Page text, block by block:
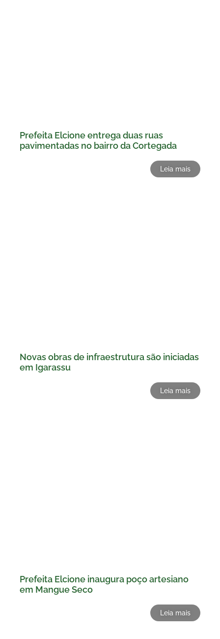
Prefeita Elcione entrega duas ruas
pavimentadas no bairro da Cortegada
Leia mais
Novas obras de infraestrutura são iniciadas
em Igarassu
Leia mais
Prefeita Elcione inaugura poço artesiano
em Mangue Seco
Leia mais